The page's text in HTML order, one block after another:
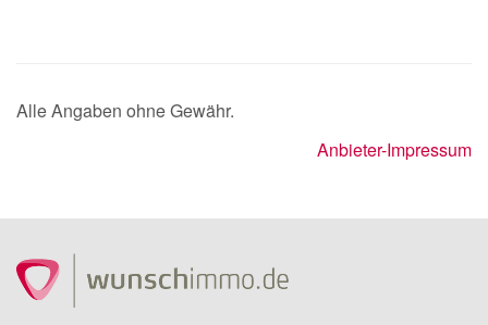
Alle Angaben ohne Gewähr.
Anbieter-Impressum